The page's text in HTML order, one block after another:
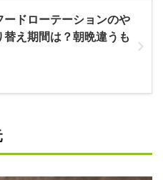
ードローテーションのや
替え期間は？朝晩違うも